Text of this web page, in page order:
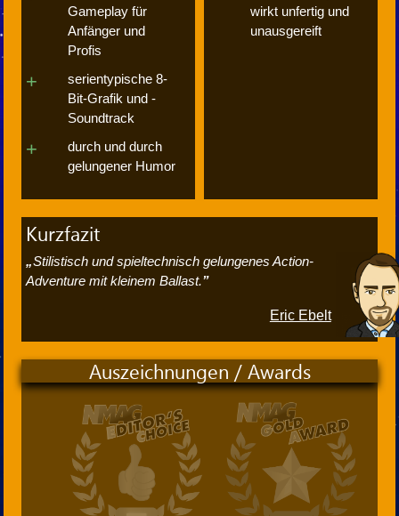
Gameplay für
Anfänger und
Profis
serientypische 8-
Bit-Grafik und -
Soundtrack
durch und durch
gelungener Humor
wirkt unfertig und
unausgereift
Kurzfazit
Stilistisch und spieltechnisch gelungenes Action-
Adventure mit kleinem Ballast.
Eric Ebelt
Auszeichnungen / Awards